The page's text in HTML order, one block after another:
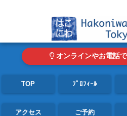
オンラインやお電話
TOP ﾌﾟﾛﾌｨｰﾙ
アクセス ご予約